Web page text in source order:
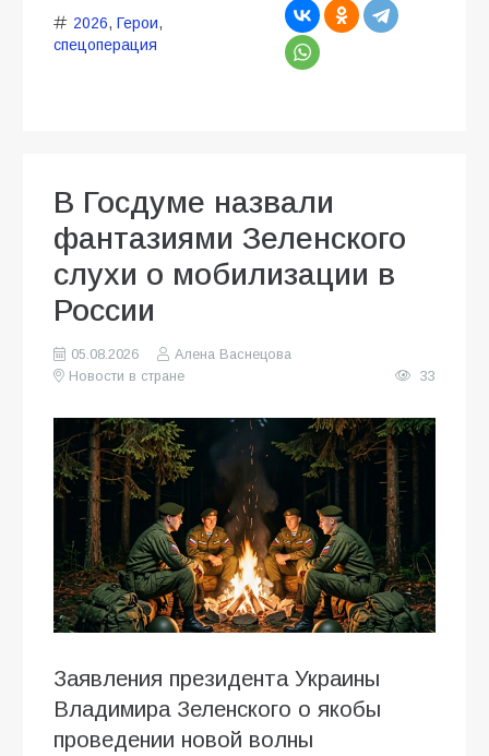
2026, Герои,
спецоперация
В Госдуме назвали
фантазиями Зеленского
слухи о мобилизации в
России
05.08.2026
Алена Васнецова
Новости в стране
33
Заявления президента Украины
Владимира Зеленского о якобы
проведении новой волны